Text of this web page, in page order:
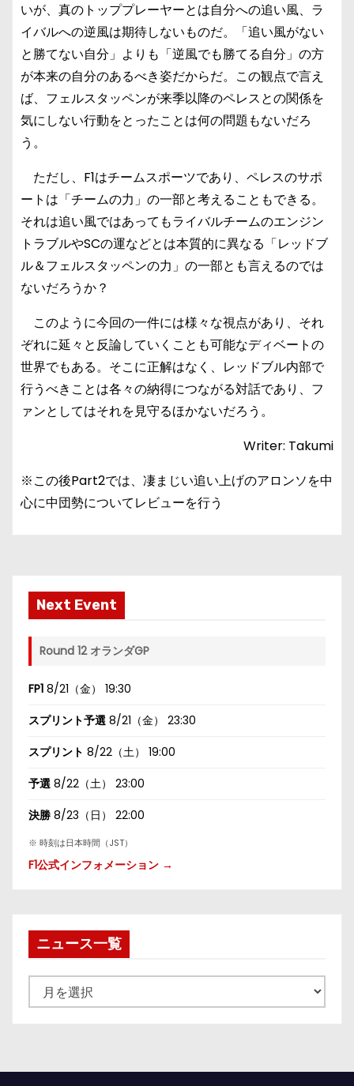
いが、真のトッププレーヤーとは自分への追い風、ラ
イバルへの逆風は期待しないものだ。「追い風がない
と勝てない自分」よりも「逆風でも勝てる自分」の方
が本来の自分のあるべき姿だからだ。この観点で言え
ば、フェルスタッペンが来季以降のペレスとの関係を
気にしない行動をとったことは何の問題もないだろ
う。
ただし、F1はチームスポーツであり、ペレスのサポ
ートは「チームの力」の一部と考えることもできる。
それは追い風ではあってもライバルチームのエンジン
トラブルやSCの運などとは本質的に異なる「レッドブ
ル＆フェルスタッペンの力」の一部とも言えるのでは
ないだろうか？
このように今回の一件には様々な視点があり、それ
ぞれに延々と反論していくことも可能なディベートの
世界でもある。そこに正解はなく、レッドブル内部で
行うべきことは各々の納得につながる対話であり、フ
ァンとしてはそれを見守るほかないだろう。
Writer: Takumi
※この後Part2では、凄まじい追い上げのアロンソを中
心に中団勢についてレビューを行う
Next Event
Round 12 オランダGP
FP1 8/21（金） 19:30
スプリント予選 8/21（金） 23:30
スプリント 8/22（土） 19:00
予選 8/22（土） 23:00
決勝 8/23（日） 22:00
※ 時刻は日本時間（JST）
F1公式インフォメーション →
ニュース一覧
ュ
一